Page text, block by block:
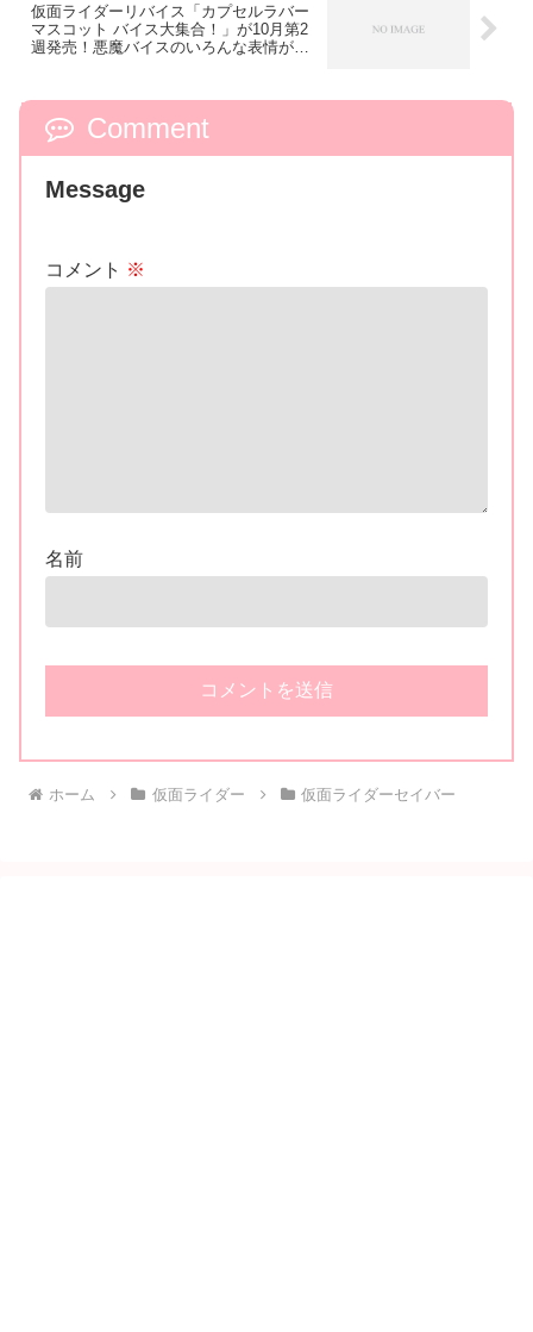
仮面ライダーリバイス「カプセルラバー
マスコット バイス大集合！」が10月第2
週発売！悪魔バイスのいろんな表情が全5
Comment
Message
コメント ※
名前
ホーム 仮面ライダー 仮面ライダーセイバー